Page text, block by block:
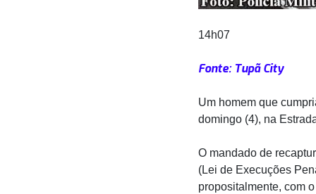
14h07
Fonte: Tupã City
Um homem que
domingo (4), na
O mandado de
(Lei de Execuções
propositalmente, com